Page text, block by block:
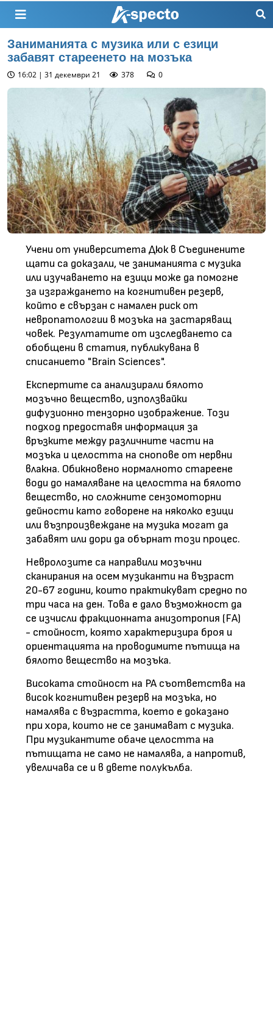
Заниманията с музика или с езици
забавят стареенето на мозъка
16:02 | 31 декември 21 378 0
Учени от университета Дюк в Съединените
щати са доказали, че заниманията с музика
или изучаването на езици може да помогне
за изграждането на когнитивен резерв,
който е свързан с намален риск от
невропатологии в мозъка на застаряващ
човек. Резултатите от изследването са
обобщени в статия, публикувана в
списанието "Brain Sciences".
Експертите са анализирали бялото
мозъчно вещество, използвайки
дифузионно тензорно изображение. Този
подход предоставя информация за
връзките между различните части на
мозъка и целостта на снопове от нервни
влакна. Обикновено нормалното стареене
води до намаляване на целостта на бялото
вещество, но сложните сензомоторни
дейности като говорене на няколко езици
или възпроизвеждане на музика могат да
забавят или дори да обърнат този процес.
Невролозите са направили мозъчни
сканирания на осем музиканти на възраст
20-67 години, които практикуват средно по
три часа на ден. Това е дало възможност да
се изчисли фракционната анизотропия (FA)
- стойност, която характеризира броя и
ориентацията на проводимите пътища на
бялото вещество на мозъка.
Високата стойност на PA съответства на
висок когнитивен резерв на мозъка, но
намалява с възрастта, което е доказано
при хора, които не се занимават с музика.
При музикантите обаче целостта на
пътищата не само не намалява, а напротив,
увеличава се и в двете полукълба.